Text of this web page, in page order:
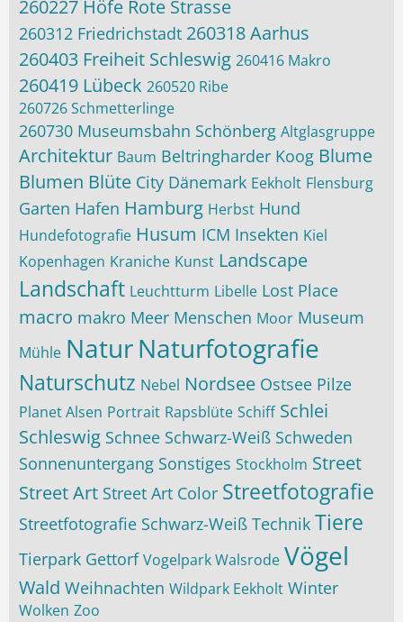
260227 Höfe Rote Strasse
260312 Friedrichstadt 260318 Aarhus
260403 Freiheit Schleswig 260416 Makro
260419 Lübeck 260520 Ribe
260726 Schmetterlinge
260730 Museumsbahn Schönberg Altglasgruppe
Architektur Baum Beltringharder Koog Blume
Blumen Blüte City Dänemark Eekholt Flensburg
Garten Hafen Hamburg Herbst Hund
Hundefotografie Husum ICM Insekten Kiel
Kopenhagen Kraniche Kunst Landscape
Landschaft Leuchtturm Libelle Lost Place
macro makro Meer Menschen Moor Museum
Mühle NaturNaturfotografie
Naturschutz Nebel Nordsee Ostsee Pilze
Planet Alsen Portrait Rapsblüte Schiff Schlei
Schleswig Schnee Schwarz-Weiß Schweden
Sonnenuntergang Sonstiges Stockholm Street
Street Art Street Art Color Streetfotografie
Streetfotografie Schwarz-Weiß Technik Tiere
Tierpark Gettorf Vogelpark Walsrode Vögel
Wald Weihnachten Wildpark Eekholt Winter
Wolken Zoo